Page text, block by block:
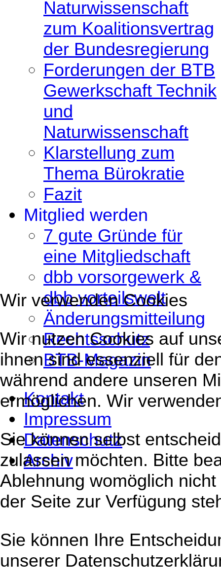
Naturwissenschaft
zum Koalitionsvertrag
der Bundesregierung
Forderungen der BTB
Gewerkschaft Technik
und
Naturwissenschaft
Klarstellung zum
Thema Bürokratie
Fazit
Mitglied werden
7 gute Gründe für
eine Mitgliedschaft
dbb vorsorgewerk &
dbb vorteilswelt
Änderungsmitteilung
Rechtsschutz
BTB-Magazin
Kontakt
Impressum
Datenschutz
Archiv
Wir verwenden Cookies
Wir nutzen Cookies auf
ihnen sind essenziell für
während andere unseren
ermöglichen. Wir
Sie können selbst
zulassen möchten. Bitte
Ablehnung womöglich
der Seite zur Verfügung
Sie können Ihre
unserer